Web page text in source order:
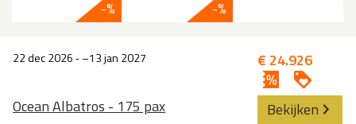
22 dec 2026‐ 13 jan 2027
Ocean Albatros - 175 pax
€ 24.926
Bekijken